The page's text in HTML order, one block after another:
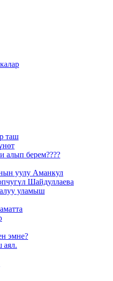
таш
алып берем????
уулу Аманкул
Шайдуллаева
уламыш
эмне?
аял.